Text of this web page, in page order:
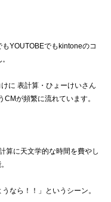
もYOUTOBEでもkintoneのコ
に 表計算・ひょーけいさん
CMが頻繁に流れています。
なら！！」というシーン。